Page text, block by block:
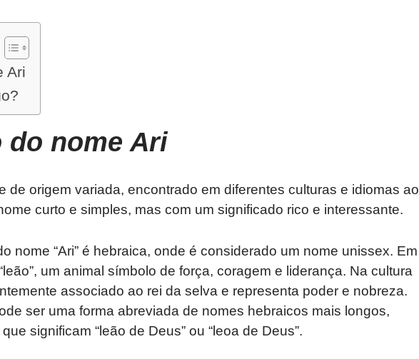
Ari
nome Ari
de origem variada, encontrado em diferentes culturas e idiomas ao
curto e simples, mas com um significado rico e interessante.
nome “Ari” é hebraica, onde é considerado um nome unissex. Em
um animal símbolo de força, coragem e liderança. Na cultura
associado ao rei da selva e representa poder e nobreza.
ser uma forma abreviada de nomes hebraicos mais longos,
que significam “leão de Deus” ou “leoa de Deus”.